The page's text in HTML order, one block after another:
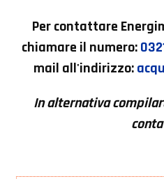
Per contattare
chiamare il numero:
mail all'indirizzo:
In alternativa